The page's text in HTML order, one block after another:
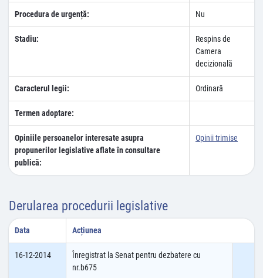
Procedura de urgență: Nu
Stadiu:
Respins de
Camera
decizională
Caracterul legii: Ordinară
Termen adoptare:
Opiniile persoanelor interesate asupra
propunerilor legislative aflate în consultare
publică:
Opinii trimise
Derularea procedurii legislative
Data Acțiunea
16-12-2014
Înregistrat la Senat pentru dezbatere cu
nr.b675